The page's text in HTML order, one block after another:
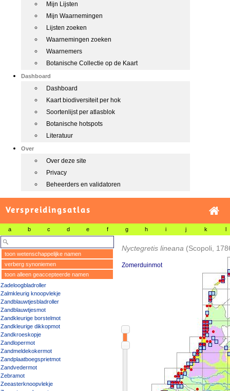
Mijn Lijsten
Mijn Waarnemingen
Lijsten zoeken
Waarnemingen zoeken
Waarnemers
Botanische Collectie op de Kaart
Dashboard
Dashboard
Kaart biodiversiteit per hok
Soortenlijst per atlasblok
Botanische hotspots
Literatuur
Over
Over deze site
Privacy
Beheerders en validatoren
Verspreidingsatlas
a b c d e f g h i j k l
toon wetenschappelijke namen
verberg synoniemen
toon alleen geaccepteerde namen
Zadeloogbladroller
Zalmkleurig knoopvlekje
Zandblauwtjesbladroller
Zandblauwtjesmot
Zandkleurige borstelmot
Zandkleurige dikkopmot
Zandkroeskopje
Zandlopermot
Zandmeldekokermot
Zandplaatboegsprietmot
Zandvedermot
Zebramot
Zeeasterknoopvlekje
Nyctegretis lineana (Scopoli,
Zomerduinmot